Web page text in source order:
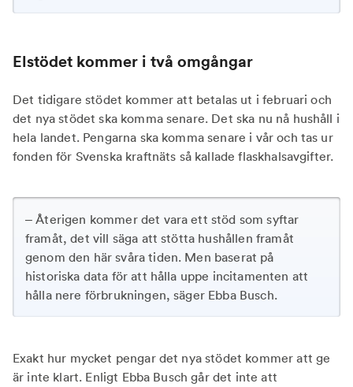
Elstödet kommer i två omgångar
Det tidigare stödet kommer att betalas ut i februari och
det nya stödet ska komma senare. Det ska nu nå hushåll i
hela landet. Pengarna ska komma senare i vår och tas ur
fonden för Svenska kraftnäts så kallade flaskhalsavgifter.
– Återigen kommer det vara ett stöd som syftar
framåt, det vill säga att stötta hushållen framåt
genom den här svåra tiden. Men baserat på
historiska data för att hålla uppe incitamenten att
hålla nere förbrukningen, säger Ebba Busch.
Exakt hur mycket pengar det nya stödet kommer att ge
är inte klart. Enligt Ebba Busch går det inte att